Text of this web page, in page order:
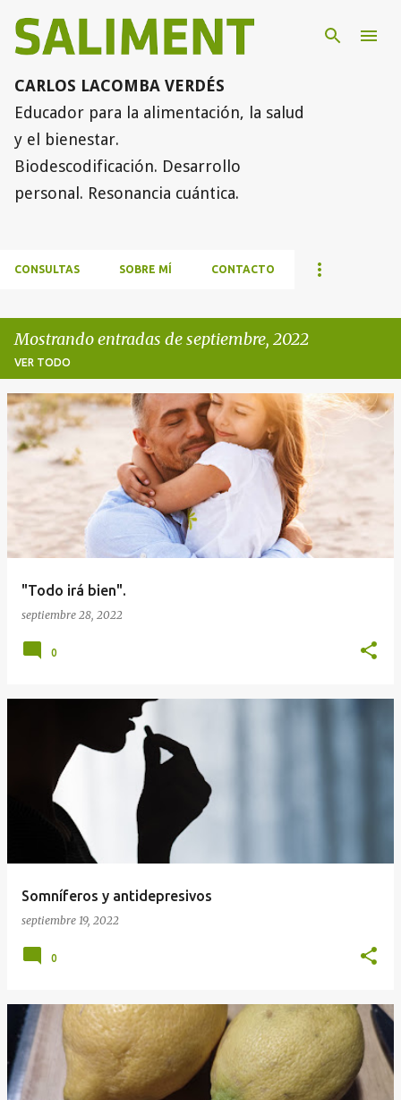
Ir al contenido principal
CARLOS LACOMBA VERDÉS
Educador para la alimentación, la salud
y el bienestar.
Biodescodificación. Desarrollo
personal. Resonancia cuántica.
CONSULTAS SOBRE MÍ CONTACTO
Mostrando entradas de septiembre, 2022
VER TODO
E
n
r
d
"Todo irá bien".
septiembre 28, 2022
0
Somníferos y antidepresivos
septiembre 19, 2022
0